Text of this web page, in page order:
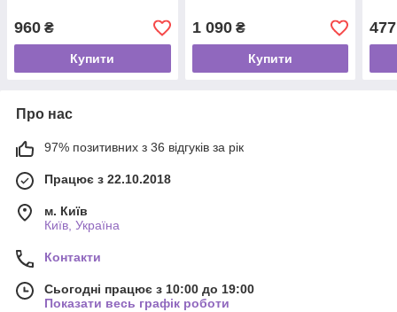
960 ₴
Купити
1 090₴
Купити
477
Про нас
97% позитивних з 36 відгуків за рік
Працює з 22.10.2018
м. Київ
Київ, Україна
Контакти
Сьогодні працює з 10:00 до 19:00
Показати весь графік роботи